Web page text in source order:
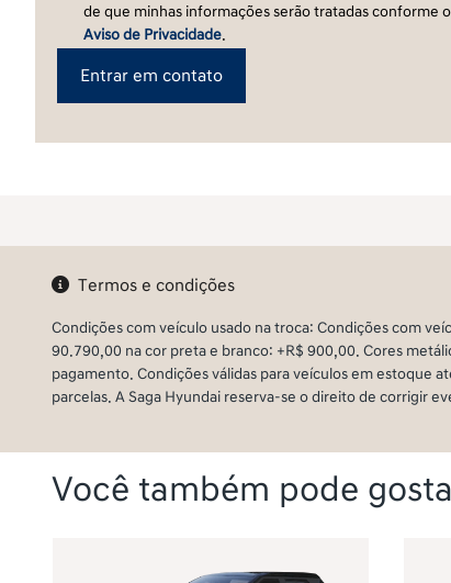
de que minhas informações serão tratadas conforme o
Aviso de Privacidade.
Entrar em contato
Termos e condições
Condições com veículo usado na troca: Condições com
90.790,00 na cor preta e branco: +R$ 900,00. Cores
pagamento. Condições válidas para veículos em estoque
parcelas. A Saga Hyundai reserva-se o direito de corrigir
Você também pode